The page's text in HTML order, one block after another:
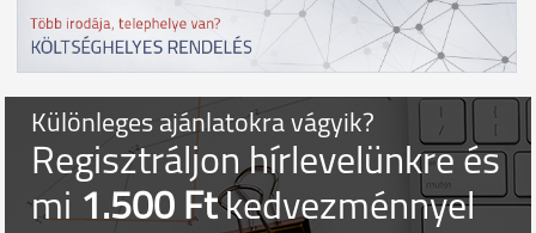
Különleges ajánlatokra vágyik?
Regisztráljon hírlevelünkre és
mi1.500 Ftkedvezménnyel